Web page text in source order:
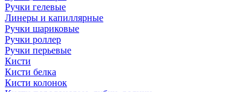
Ручки гелевые
Линеры и капиллярные
Ручки шариковые
Ручки роллер
Ручки перьевые
Кисти
Кисти белка
Кисти колонок